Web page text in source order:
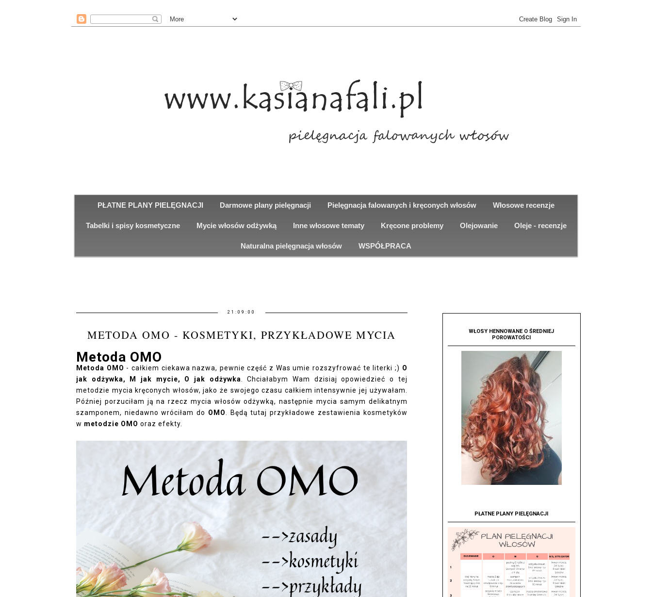
PŁATNE PLANY PIELĘGNACJI Darmowe plany pielęgnacji Pielęgnacja falowanych i kręconych włosów Włosowe recenzje
Tabelki i spisy kosmetyczne Mycie włosów odżywką Inne włosowe tematy Kręcone problemy Olejowanie Oleje - recenzje
Naturalna pielęgnacja włosów WSPÓŁPRACA
21:09:00
METODA OMO - KOSMETYKI, PRZYKŁADOWE MYCIA
Metoda OMO
Metoda OMO - całkiem ciekawa nazwa, pewnie część z Was umie rozszyfrować te literki ;) O
jak odżywka, M jak mycie, O jak odżywka. Chciałabym Wam dzisiaj opowiedzieć o tej
metodzie mycia kręconych włosów, jako że swojego czasu całkiem intensywnie jej używałam.
Później porzuciłam ją na rzecz mycia włosów odżywką, następnie mycia samym delikatnym
szamponem, niedawno wróciłam do OMO. Będą tutaj przykładowe zestawienia kosmetyków
w metodzie OMO oraz efekty.
WŁOSY HENNOWANE O ŚREDNIEJ
POROWATOŚCI
PŁATNE PLANY PIELĘGNACJI